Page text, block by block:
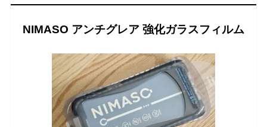
NIMASO アンチグレア 強化ガラスフィルム